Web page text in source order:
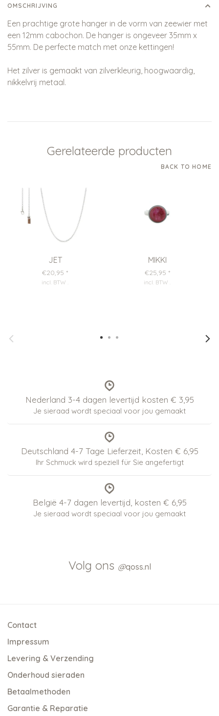
OMSCHRIJVING
Een prachtige grote hanger in de vorm van zeewier met
een 12mm cabochon. De hanger is ongeveer 35mm x
55mm. De perfecte match met onze kettingen!
Het zilver is gemaakt van zilverkleurig, hoogwaardig,
nikkelvrij metaal.
Gerelateerde producten
BACK TO HOME
JET
€20,95 *
incl. BTW
MIKKI
€25,95 *
incl. BTW
Nederland 3-4 dagen levertijd kosten € 3,95
Je sieraad wordt speciaal voor jou gemaakt
Deutschland 4-7 Tage Lieferzeit, Kosten € 6,95
Ihr Schmuck wird speziell für Sie angefertigt
België 4-7 dagen levertijd, kosten € 6,95
Je sieraad wordt speciaal voor jou gemaakt
Volg ons @qoss.nl
Contact
Impressum
Levering & Verzending
Onderhoud sieraden
Betaalmethoden
Garantie & Reparatie